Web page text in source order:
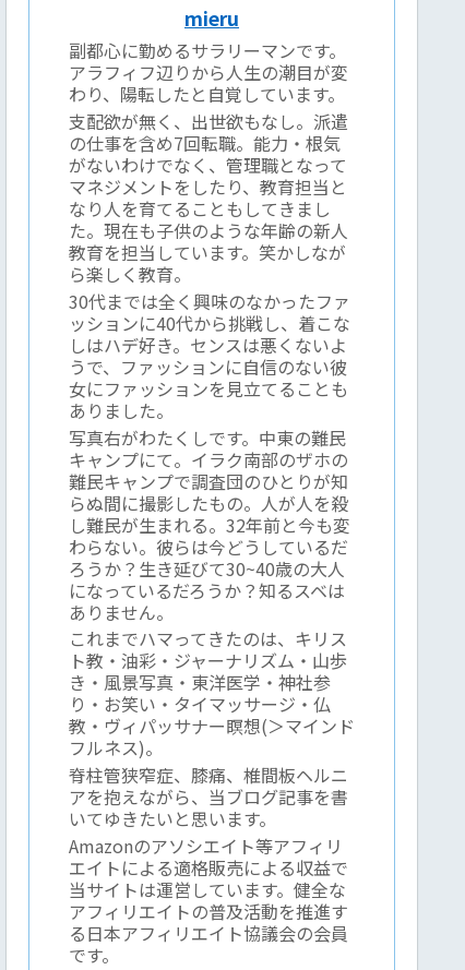
mieru
副都心に勤めるサラリーマンです。
アラフィフ辺りから人生の潮目が変
わり、陽転したと自覚しています。
支配欲が無く、出世欲もなし。派遣
の仕事を含め7回転職。能力・根気
がないわけでなく、管理職となって
マネジメントをしたり、教育担当と
なり人を育てることもしてきまし
た。現在も子供のような年齢の新人
教育を担当しています。笑かしなが
ら楽しく教育。
30代までは全く興味のなかったファ
ッションに40代から挑戦し、着こな
しはハデ好き。センスは悪くないよ
うで、ファッションに自信のない彼
女にファッションを見立てることも
ありました。
写真右がわたくしです。中東の難民
キャンプにて。イラク南部のザホの
難民キャンプで調査団のひとりが知
らぬ間に撮影したもの。人が人を殺
し難民が生まれる。32年前と今も変
わらない。彼らは今どうしているだ
ろうか？生き延びて30~40歳の大人
になっているだろうか？知るスベは
ありません。
これまでハマってきたのは、キリス
ト教・油彩・ジャーナリズム・山歩
き・風景写真・東洋医学・神社参
り・お笑い・タイマッサージ・仏
教・ヴィパッサナー瞑想(＞マインド
フルネス)。
脊柱管狭窄症、膝痛、椎間板ヘルニ
アを抱えながら、当ブログ記事を書
いてゆきたいと思います。
Amazonのアソシエイト等アフィリ
エイトによる適格販売による収益で
当サイトは運営しています。健全な
アフィリエイトの普及活動を推進す
る日本アフィリエイト協議会の会員
です。